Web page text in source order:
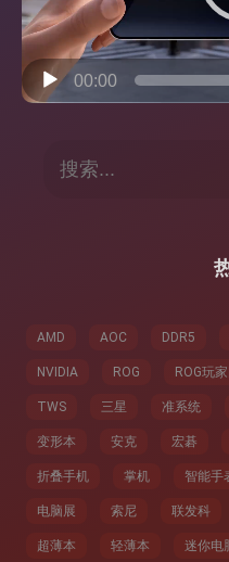
00:00
AMD AOC DDR5
NVIDIA ROG ROG玩
TWS 三星 准系统
变形本 安克 宏碁
折叠手机 掌机 智能手
电脑展 索尼 联发科
超薄本 轻薄本 迷你电